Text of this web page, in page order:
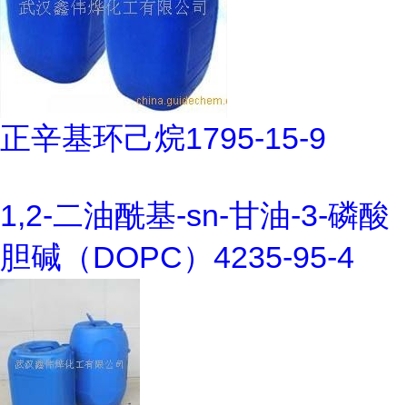
正辛基环己烷1795-15-9
1,2-二油酰基-sn-甘油-3-磷酸
胆碱（DOPC）4235-95-4